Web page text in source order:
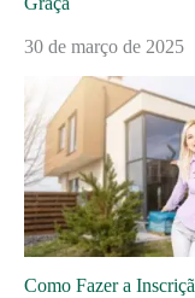
30 de março de 2025
Como Fazer a